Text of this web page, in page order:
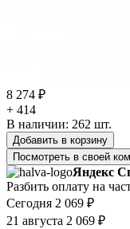
8 274 ₽
+ 414
В наличии: 262 шт.
Добавить в корзину
Посмотреть в своей
Яндекс
Разбить оплату на
Сегодня 2 069 ₽
21 августа 2 069 ₽